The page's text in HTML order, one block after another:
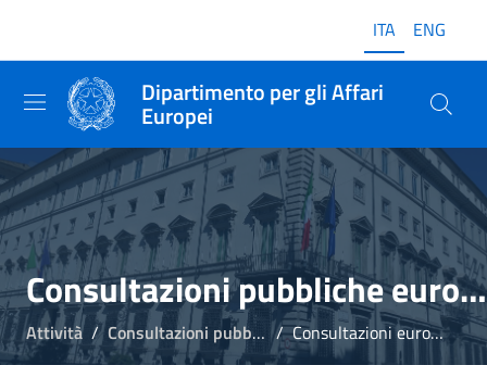
ITA ENG
Dipartimento per gli Affari
Europei
Consultazioni pubbliche europee
Attività Consultazioni pubbliche europee Consultazioni europee - Esiti partecipazione italiana